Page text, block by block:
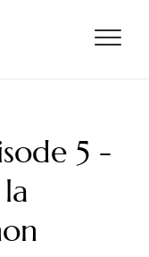
5 -